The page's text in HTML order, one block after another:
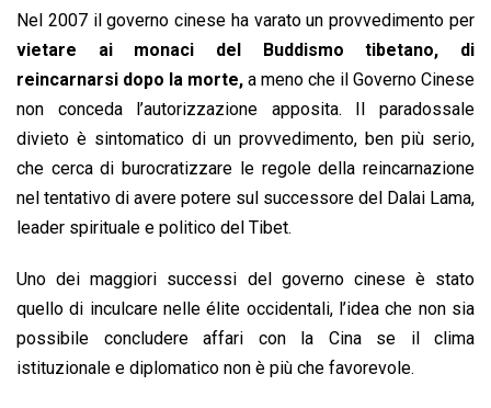
Nel 2007 il governo cinese ha varato un provvedimento per
vietare ai monaci del Buddismo tibetano, di
reincarnarsi dopo la morte, a meno che il Governo Cinese
non conceda l’autorizzazione apposita. Il paradossale
divieto è sintomatico di un provvedimento, ben più serio,
che cerca di burocratizzare le regole della reincarnazione
nel tentativo di avere potere sul successore del Dalai Lama,
leader spirituale e politico del Tibet.
Uno dei maggiori successi del governo cinese è stato
quello di inculcare nelle élite occidentali, l’idea che non sia
possibile concludere affari con la Cina se il clima
istituzionale e diplomatico non è più che favorevole.